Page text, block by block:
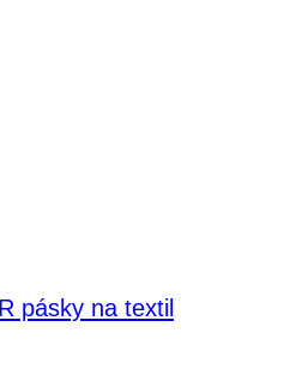
pásky na textil